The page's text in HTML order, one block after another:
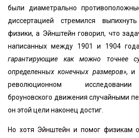
были диаметрально
диссертацией стремился
физики, а Эйнштейн говорил, что
написанных между 1901 и 1904
гарантирующие как можно точнее
определенных конечных размеров», и
революционном исследовании
броуновского движения случайными
он этой цели наконец достиг.
Но хотя Эйнштейн и помог физикам